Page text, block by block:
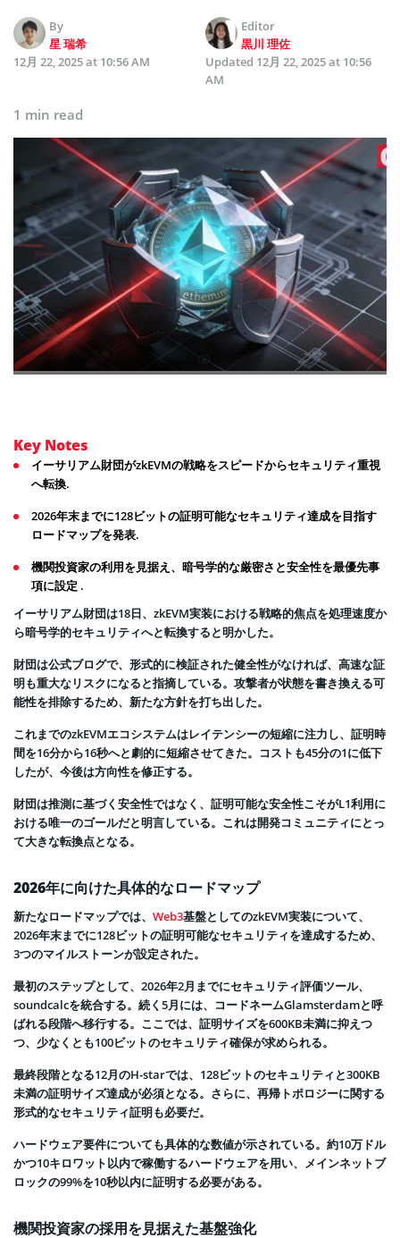
By
星 瑞希
Editor
黒川 理佐
12月 22, 2025 at 10:56 AM
Updated 12月 22, 2025 at 10:56
AM
1 min read
Key Notes
イーサリアム財団がzkEVMの戦略をスピードからセキュリティ重視
へ転換.
2026年末までに128ビットの証明可能なセキュリティ達成を目指す
ロードマップを発表.
機関投資家の利用を見据え、暗号学的な厳密さと安全性を最優先事
項に設定 .
イーサリアム財団は18日、zkEVM実装における戦略的焦点を処理速度か
ら暗号学的セキュリティへと転換すると明かした。
財団は公式ブログで、形式的に検証された健全性がなければ、高速な証
明も重大なリスクになると指摘している。攻撃者が状態を書き換える可
能性を排除するため、新たな方針を打ち出した。
これまでのzkEVMエコシステムはレイテンシーの短縮に注力し、証明時
間を16分から16秒へと劇的に短縮させてきた。コストも45分の1に低下
したが、今後は方向性を修正する。
財団は推測に基づく安全性ではなく、証明可能な安全性こそがL1利用に
おける唯一のゴールだと明言している。これは開発コミュニティにとっ
て大きな転換点となる。
2026年に向けた具体的なロードマップ
新たなロードマップでは、 Web3基盤としてのzkEVM実装について、
2026年末までに128ビットの証明可能なセキュリティを達成するため、
3つのマイルストーンが設定された。
最初のステップとして、2026年2月までにセキュリティ評価ツール、
soundcalcを統合する。続く5月には、コードネームGlamsterdamと呼
ばれる段階へ移行する。ここでは、証明サイズを600KB未満に抑えつ
つ、少なくとも100ビットのセキュリティ確保が求められる。
最終段階となる12月のH-starでは、128ビットのセキュリティと300KB
未満の証明サイズ達成が必須となる。さらに、再帰トポロジーに関する
形式的なセキュリティ証明も必要だ。
ハードウェア要件についても具体的な数値が示されている。約10万ドル
かつ10キロワット以内で稼働するハードウェアを用い、メインネットブ
ロックの99%を10秒以内に証明する必要がある。
機関投資家の採用を見据えた基盤強化